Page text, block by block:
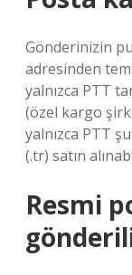
Gönderinizin
adresinden
yalnızca PTT
(özel kargo
yalnızca PTT
(.tr) satın
Resmi